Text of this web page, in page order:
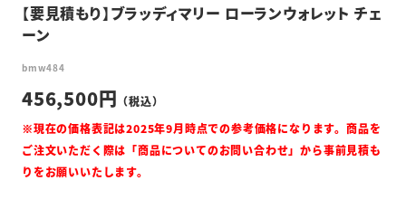
【要見積もり】ブラッディマリー ローランウォレット チェ
ーン
bmw484
456,500